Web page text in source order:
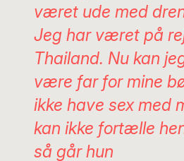
været ude med
Jeg har været på
Thailand. Nu kan
være far for mine
ikke have sex med
kan ikke fortælle
så går hun